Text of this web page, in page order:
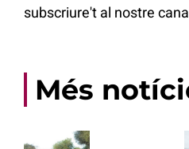
subscriure't al nostre
Més